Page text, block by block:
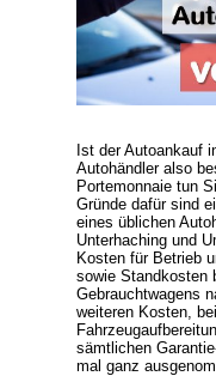
Ist der Autoankauf
Autohändler also
Portemonnaie tun
Gründe dafür sind
eines üblichen
Unterhaching und
Kosten für Betrieb
sowie Standkosten
Gebrauchtwagens
weiteren Kosten,
sämtlichen
mal ganz